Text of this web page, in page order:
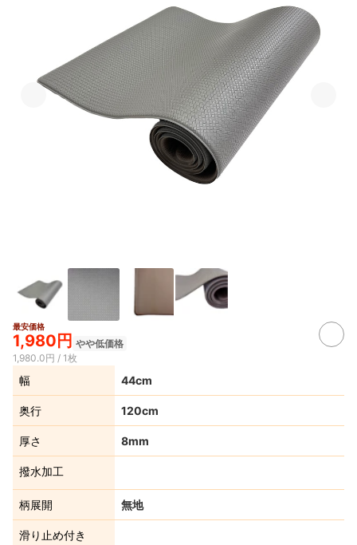
最安価格
1,980円 やや低価格
1,980.0円 / 1枚
幅 44cm
奥行 120cm
厚さ 8mm
撥水加工
柄展開 無地
滑り止め付き